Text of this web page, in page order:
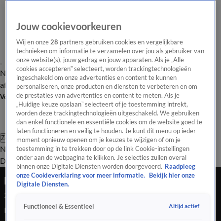
Nieuws van de DagOpinie van de Dag Onze categorieën Laatste
afleveringVideo's Nieuws van de Dag Podcast
Volg Nieuws van de Dag
Zoeken
Nieuws van de DagOpinie van de
Dag
Video'sUitzendingen PodcastPanelContact
Feest bij D66: 'Ik voel mij hier net DJ Jopie'
29 okt 2025, 23:16
Rob Jetten heeft na zijn winst het publiek toegesproken,
Jouw cookievoorkeuren
Wij en onze28 partners gebruiken cookies en vergelijkbare
technieken om informatie te verzamelen over jou als gebruiker van
onze website(s), jouw gedrag en jouw apparaten. Als je „Alle
cookies accepteren” selecteert, worden trackingtechnologieën
ingeschakeld om onze advertenties en content te kunnen
personaliseren, onze producten en diensten te verbeteren en om
de prestaties van advertenties en content te meten. Als je
„Huidige keuze opslaan” selecteert of je toestemming intrekt,
worden deze trackingtechnologieën uitgeschakeld. We gebruiken
dan enkel functionele en essentiële cookies om de website goed te
laten functioneren en veilig te houden. Je kunt dit menu op ieder
moment opnieuw openen om je keuzes te wijzigen of om je
toestemming in te trekken door op de link Cookie-instellingen
onder aan de webpagina te klikken. Je selecties zullen overal
binnen onze Digitale Diensten worden doorgevoerd. Raadpleeg
onze Cookieverklaring voor meer informatie.
Bekijk hier onze
Digitale Diensten.
Functioneel & Essentieel Altijd actief